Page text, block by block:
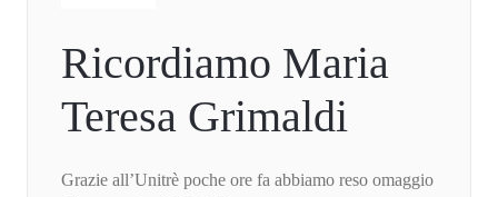
Ricordiamo Maria
Teresa Grimaldi
Grazie all’Unitrè poche ore fa abbiamo reso omaggio